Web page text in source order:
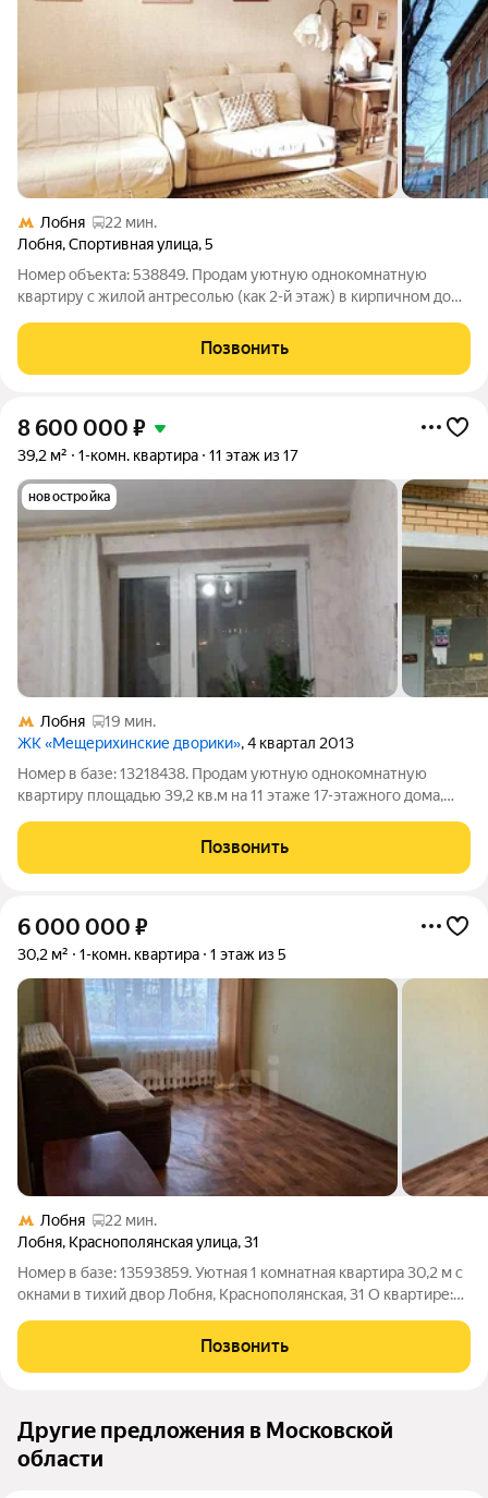
Лобня
22 мин.
Лобня,Спортивная улица,5
Номер объекта: 538849. Продам уютную однокомнатную
квартиру с жилой антресолью (как 2-й этаж) в кирпичном доме
коридор отделен закрывающейся дверью для безопасности,
внутри возле каждой квартиры
Позвонить
8 600 000 ₽
39,2 м² 1-комн. квартира 11 этаж из 17
новостройка
Лобня
19 мин.
ЖК «Мещерихинские дворики», 4 квартал 2013
Номер в базе: 13218438. Продам уютную однокомнатную
квартиру площадью 39,2 кв.м на 11 этаже 17-этажного дома,
раздельный, облицован плиткой. Лоджия застеклена, что
добавляет дополнительное
Позвонить
6 000 000 ₽
30,2 м² 1-комн. квартира 1 этаж из 5
Лобня
22 мин.
Лобня, Краснополянская улица,31
Номер в базе: 13593859. Уютная 1 комнатная квартира 30,2 м с
окнами в тихий двор Лобня, Краснополянская, 31 О квартире:
1975 года. Квартира не угловая, поэтому в ней комфортно в
любое время
Позвонить
Другие предложения в Московской
области